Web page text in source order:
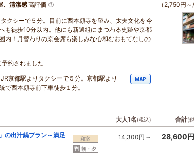
、清潔感高評価
クシーで５分。目前に西本願寺を望み、太夫文化を今
も徒歩10分以内。他にも新選組にまつわる史跡や京都
内！月替わりの京会席も楽しみな心和むおもてなしの
約されました
JR京都駅よりタクシーで５分。京都駅より
で西本願寺前下車徒歩１分。
MAP
（2,750円～/
大人1名(税込) 合計(
の出汁鍋プラン～満足
和室
朝・夕
14,300円～ 28,600